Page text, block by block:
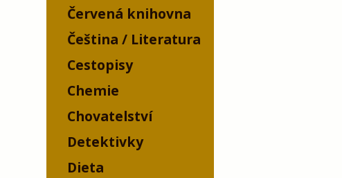
Červená knihovna
Čeština / Literatura
Cestopisy
Chemie
Chovatelství
Detektivky
Dieta